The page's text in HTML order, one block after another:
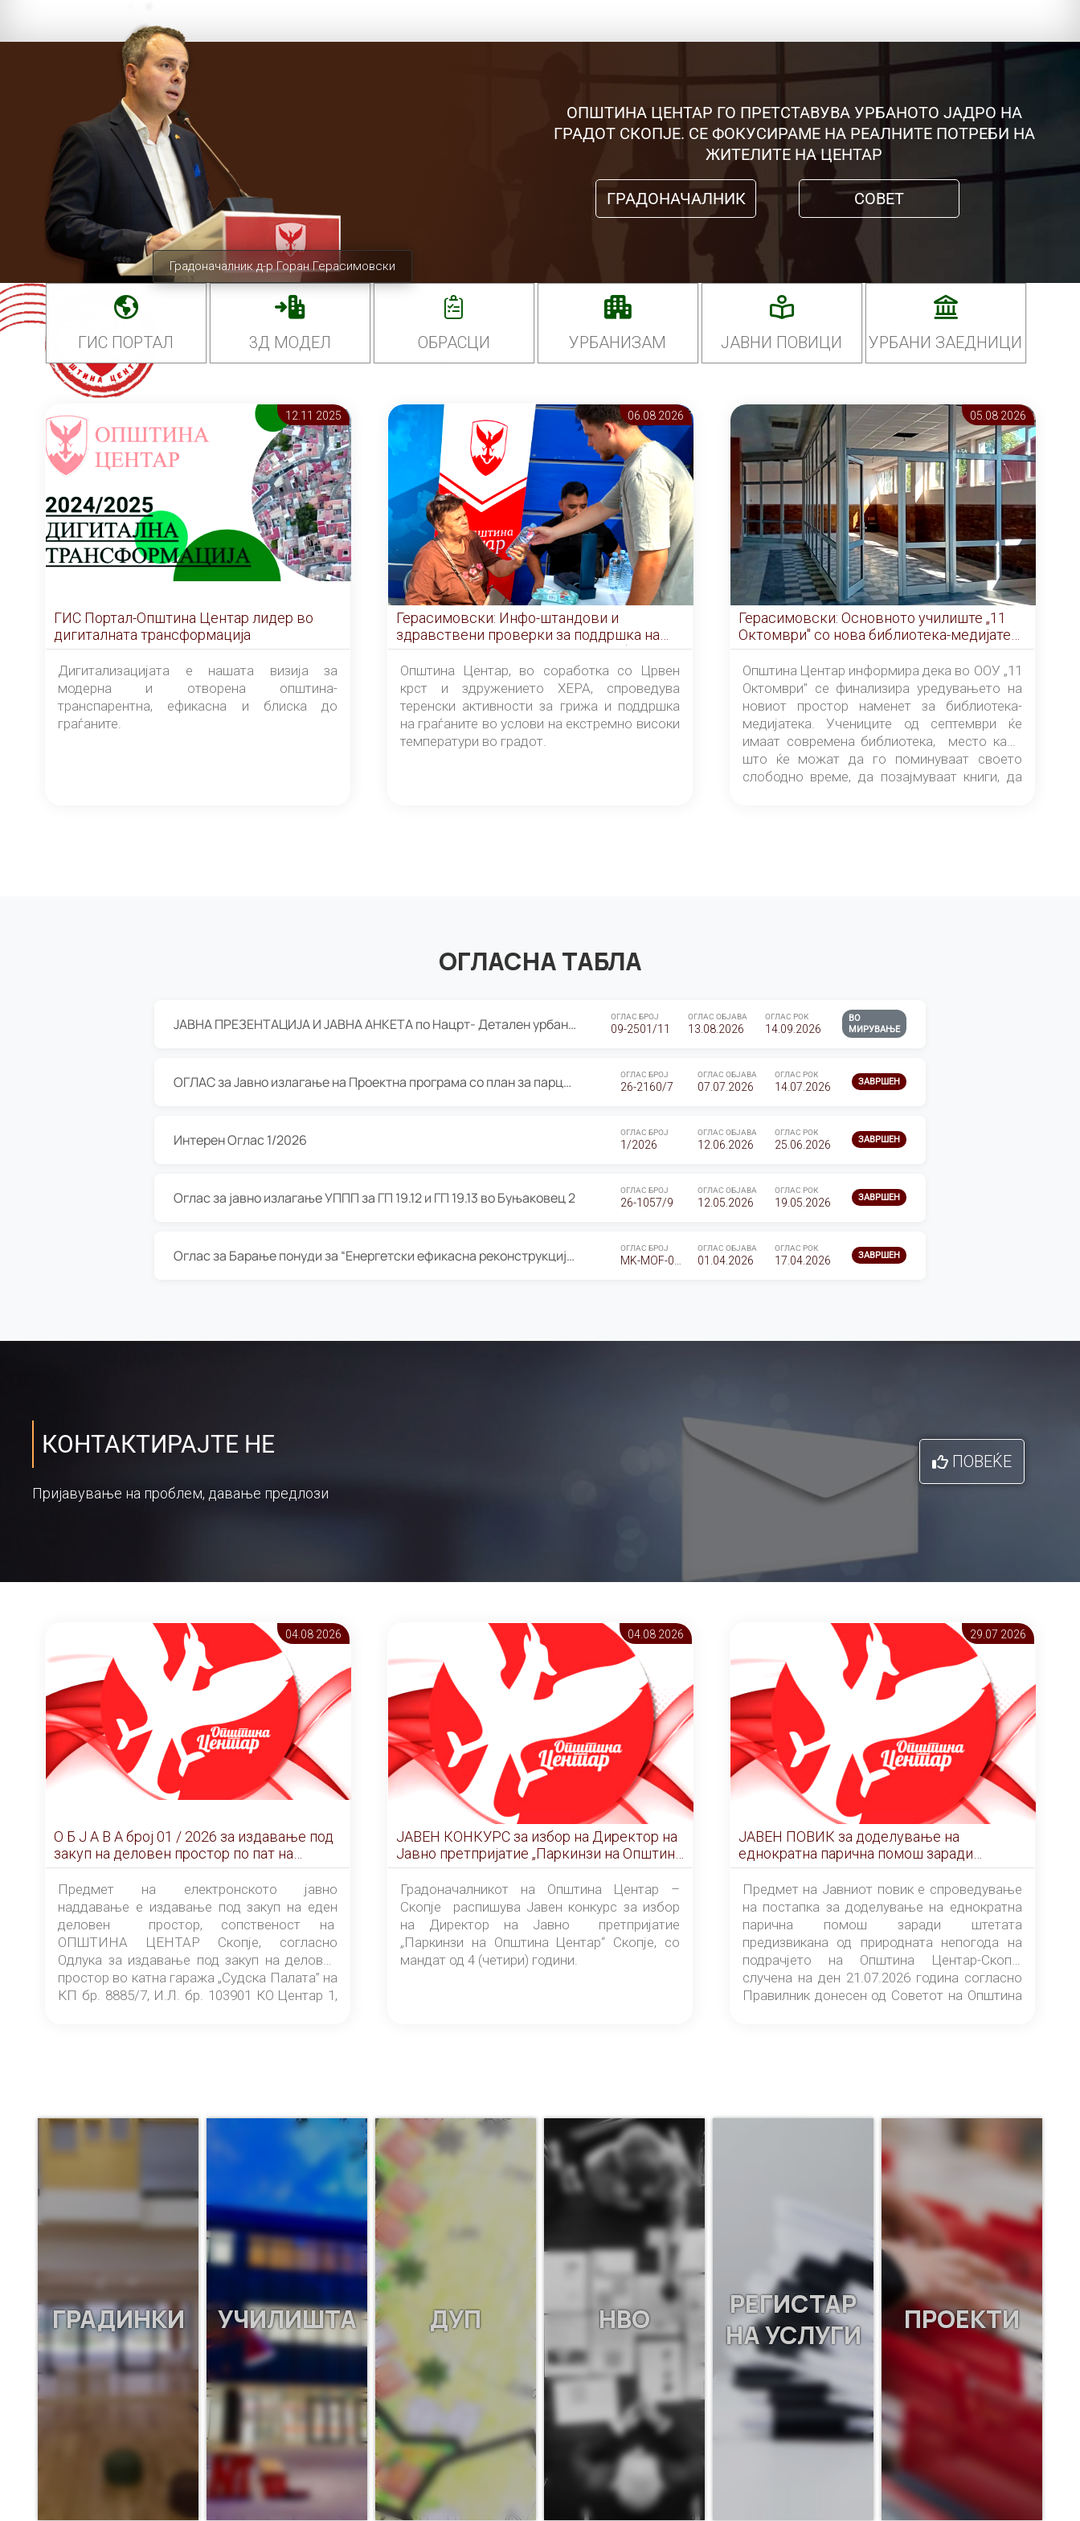
Градоначалник д-р Горан Герасимовски
ОПШТИНА ЦЕНТАР ГО ПРЕТСТАВУВА УРБАНОТО ЈАДРО НА
ГРАДОТ СКОПЈЕ. СЕ ФОКУСИРАМЕ НА РЕАЛНИТЕ ПОТРЕБИ НА
ЖИТЕЛИТЕ НА ЦЕНТАР
ГРАДОНАЧАЛНИК СОВЕТ
ГИС ПОРТАЛ 3Д МОДЕЛ ОБРАСЦИ УРБАНИЗАМ ЈАВНИ ПОВИЦИ УРБАНИ ЗАЕДНИЦИ
12.11 2025
ГИС Портал-Општина Центар лидер во
дигиталната трансформација
Дигитализацијата е нашата визија за
модерна и отворена општина-
транспарентна, ефикасна и блиска до
граѓаните.
06.08 2026
Герасимовски: Инфо-штандови и
здравствени проверки за поддршка на
граѓаните во услови на топлотен бран
Општина Центар, во соработка со Црвен
крст и здружението ХЕРА, спроведува
теренски активности за грижа и поддршка
на граѓаните во услови на екстремно високи
температури во градот.
05.08 2026
Герасимовски: Основното училиште „11
Октомври" со нова библиотека-медијатека
од септември
Општина Центар информира дека во ООУ „11
Октомври" се финализира уредувањето на
новиот простор наменет за библиотека-
медијатека. Учениците од септември ќе
имаат современа библиотека, место каде
што ќе можат да го поминуваат своето
слободно време, да позајмуваат книги, да
ОГЛАСНА ТАБЛА
ЈАВНА ПРЕЗЕНТАЦИЈА И ЈАВНА АНКЕТА по Нацрт- Детален урбанистички план Градска четврт Ј 05- Барутана, Општина Центар- Скопје, плански период 2025-2030 ОГЛАС БРОЈ
09-2501/11
ОГЛАС ОБЈАВА
13.08.2026
ОГЛАС РОК
14.09.2026
ВО
МИРУВАЊЕ
ОГЛАС за Јавно излагање на Проектна програма со план за парцелација за Урбанистички проект со план за парцелација за спојување на ГП 20.12 и ГП 20.37 од Изменување и дополнување на Детален урбанистички план Буњаковец 2, Општина Центар – Скопје ОГЛАС БРОЈ
26-2160/7
ОГЛАС ОБЈАВА
07.07.2026
ОГЛАС РОК
14.07.2026 ЗАВРШЕН
Интерен Оглас 1/2026 ОГЛАС БРОЈ
1/2026
ОГЛАС ОБЈАВА
12.06.2026
ОГЛАС РОК
25.06.2026 ЗАВРШЕН
Оглас за јавно излагање УППП за ГП 19.12 и ГП 19.13 во Буњаковец 2 ОГЛАС БРОЈ
26-1057/9
ОГЛАС ОБЈАВА
12.05.2026
ОГЛАС РОК
19.05.2026 ЗАВРШЕН
Оглас за Барање понуди за “Енергетски ефикасна реконструкција на објектот ООУ „Св. Кирил и Методиј" ОГЛАС БРОЈ ОГЛАС ОБЈАВА
01.04.2026
ОГЛАС РОК
17.04.2026 ЗАВРШЕН
КОНТАКТИРАЈТЕ НЕ
Пријавување на проблем, давање предлози
ПОВЕЌЕ
04.08 2026
О Б Ј А В А брoj 01 / 2026 за издавање под
закуп на деловен простор по пат на
ЕЛЕКТРОНСКО ЈАВНО НАДДАВАЊЕ
Предмет на електронското јавно
наддавање е издавање под закуп на еден
деловен простор, сопственост на
ОПШТИНА ЦЕНТАР Скопје, согласно
Одлука за издавање под закуп на деловен
простор во катна гаража „Судска Палата” на
КП бр. 8885/7, И.Л. бр. 103901 КО Центар 1,
понудувач.
04.08 2026
ЈАВЕН КОНКУРС за избор на Директор на
Јавно претпријатие „Паркинзи на Општина
Центар“ – Скопје
Градоначалникот на Општина Центар –
Скопје распишува Јавен конкурс за избор
на Директор на Јавно претпријатие
„Паркинзи на Општина Центар“ Скопје, со
мандат од 4 (четири) години.
29.07 2026
ЈАВЕН ПОВИК за доделување на
еднократна парична помош заради
штетата предизвикана од природната
непогода на подрачјето на Општина
Центар-Скопје случена на ден 21.07.2026
година
Предмет на Јавниот повик е спроведување
на постапка за доделување на еднократна
парична помош заради штетата
предизвикана од природната непогода на
подрачјето на Општина Центар-Скопје
случена на ден 21.07.2026 година согласно
Правилник донесен од Советот на Општина
ГРАДИНКИ УЧИЛИШТА ДУП НВО
РЕГИСТАР
НА УСЛУГИ
ПРОЕКТИ